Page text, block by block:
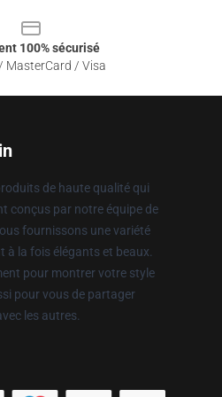
100% sécurisé
MasterCard / Visa
de haute qualité qui
conçus par notre équipe de
fournissons une variété
à la fois élégants et beaux.
pour montrer votre style
pour vous de partager
les autres.